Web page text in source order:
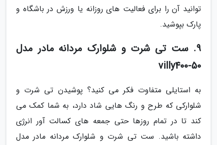
توانید آن را برای فعالیت های روزانه یا ورزش در باشگاه و
پارک بپوشید.
9. ست تی شرت و شلوارک مردانه مادر مدل
villy400-50
به استایلی متفاوت فکر می کنید؟ پوشیدن تی شرت و
شلوارکی که طرح و رنگ هایی شاد دارد، به شما کمک می
کند تا در تمام روزها حتی جمعه های کسالت آور انرژی
داشته باشید. ست تی شرت و شلوارک مردانه مادر مدل